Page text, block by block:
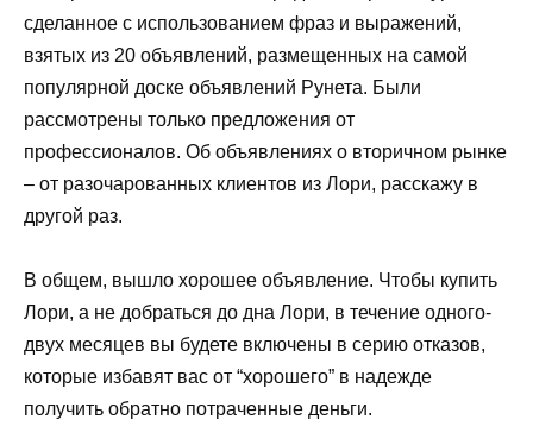
сделанное с использованием фраз и выражений,
взятых из 20 объявлений, размещенных на самой
популярной доске объявлений Рунета. Были
рассмотрены только предложения от
профессионалов. Об объявлениях о вторичном рынке
– от разочарованных клиентов из Лори, расскажу в
другой раз.
В общем, вышло хорошее объявление. Чтобы купить
Лори, а не добраться до дна Лори, в течение одного-
двух месяцев вы будете включены в серию отказов,
которые избавят вас от “хорошего” в надежде
получить обратно потраченные деньги.